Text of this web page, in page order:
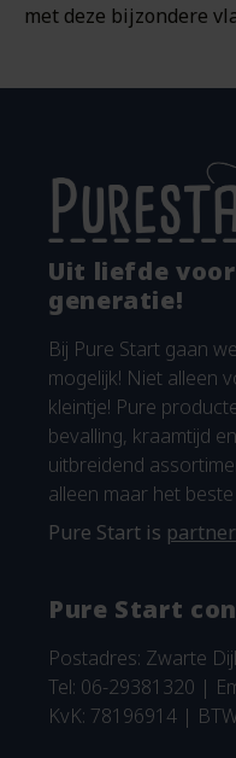
met deze bijzondere
Uit liefde
generatie!
Bij Pure Start gaan
mogelijk! Niet alleen
kleintje! Pure
bevalling, kraamtijd
uitbreidend
alleen maar het
Pure Start is
Pure Start
Postadres: Zwarte
Tel: 06-29381320 |
KvK: 78196914 |